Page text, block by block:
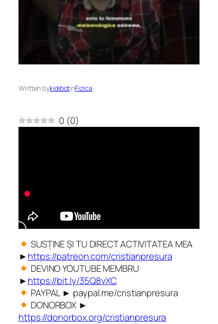
Written bykidibotinFizica
0 (0)
SUSȚINE ȘI TU DIRECT ACTIVITATEA MEA
►https://patreon.com/cristianpresura
DEVINO YOUTUBE MEMBRU
►https://bit.ly/35Q8vXC
PAYPAL ► paypal.me/cristianpresura
DONORBOX ►
https://donorbox.org/cristianpresura